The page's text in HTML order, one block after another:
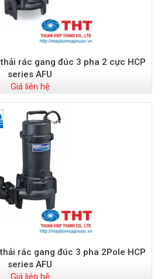
rác gang đúc 3 pha 2 cực HCP
series AFU
Giá liên hệ
rác gang đúc 3 pha 2Pole HCP
series AFU
Giá liên hệ